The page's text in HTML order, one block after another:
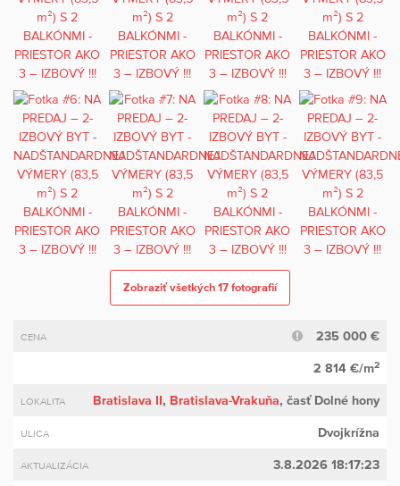
Zobraziť všetkých 17 fotografií
CENA 235 000 €
2 814 €/m2
LOKALITA Bratislava II, Bratislava-Vrakuňa, časť Dolné hony
ULICA Dvojkrížna
AKTUALIZÁCIA 3.8.2026 18:17:23